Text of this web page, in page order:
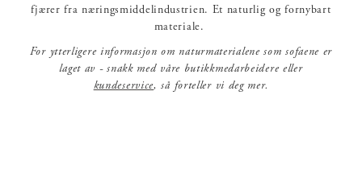
fjærer fra næringsmiddelindustrien. Et naturlig og fornybart
materiale.
For ytterligere informasjon om naturmaterialene som sofaene er
laget av - snakk med våre butikkmedarbeidere eller
kundeservice, så forteller vi deg mer.